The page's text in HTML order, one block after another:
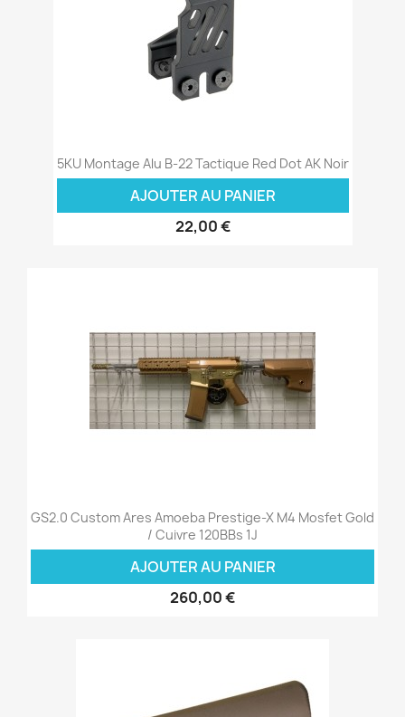
5KU Montage Alu B-22 Tactique Red Dot AK Noir
AJOUTER AU PANIER
22,00 €
GS2.0 Custom Ares Amoeba Prestige-X M4 Mosfet Gold
/ Cuivre 120BBs 1J
AJOUTER AU PANIER
260,00 €